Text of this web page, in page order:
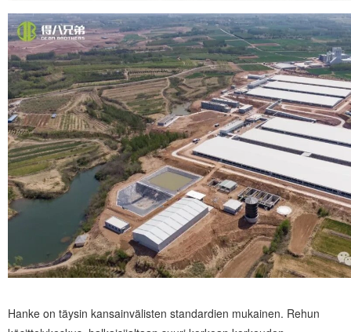
Hanke on täysin kansainvälisten standardien mukainen. Rehun